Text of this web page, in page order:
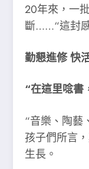
20年來，一
斷……“這封
勤懇進修 快
“在這里唸書
“音樂、陶藝
孩子們所言
生長。